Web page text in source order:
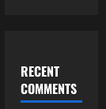
RECENT
COMMENTS